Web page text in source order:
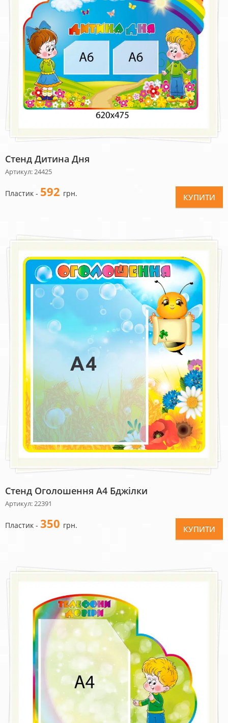
Стенд Дитина Дня
Артикул: 24425
Пластик - 592 грн. КУПИТИ
Стенд Оголошення А4 Бджілки
Артикул: 22391
Пластик - 350 грн. КУПИТИ